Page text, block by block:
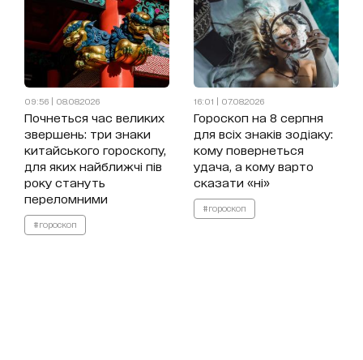
09:56 | 08.08.2026
Почнеться час великих
звершень: три знаки
китайського гороскопу,
для яких найближчі пів
року стануть
переломними
#гороскоп
16:01 | 07.08.2026
Гороскоп на 8 серпня
для всіх знаків зодіаку:
кому повернеться
удача, а кому варто
сказати «ні»
#гороскоп